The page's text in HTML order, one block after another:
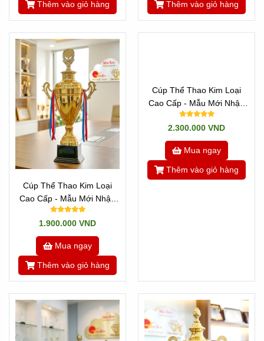
Thêm vào giỏ hàng Thêm vào giỏ hàng
Cúp Thể Thao Kim Loại
Cao Cấp - Mẫu Mới Nhập
Cao 73 cm
1.900.000 VND
Mua ngay
Thêm vào giỏ hàng